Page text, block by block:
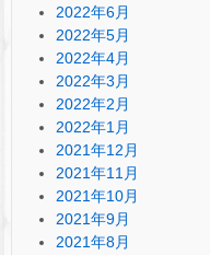
2022年6月
2022年5月
2022年4月
2022年3月
2022年2月
2022年1月
2021年12月
2021年11月
2021年10月
2021年9月
2021年8月